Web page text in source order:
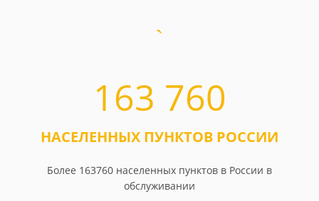
163 760
НАСЕЛЕННЫХ ПУНКТОВ РОССИИ
Более 163760 населенных пунктов в России в
обслуживании